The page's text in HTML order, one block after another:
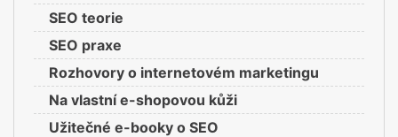
SEO teorie
SEO praxe
Rozhovory o internetovém marketingu
Na vlastní e-shopovou kůži
Užitečné e-booky o SEO